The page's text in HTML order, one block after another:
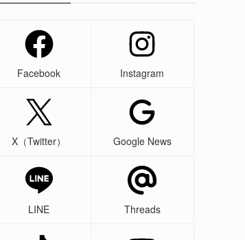
Facebook Instagram
X（Twitter） Google News
LINE Threads